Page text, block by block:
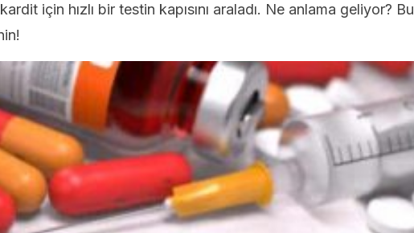
için hızlı bir testin kapısını araladı. Ne anlama geliyor? Bu